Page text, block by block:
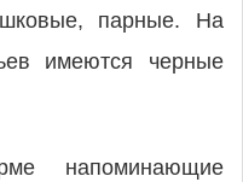
парные. На
имеются черные
напоминающие